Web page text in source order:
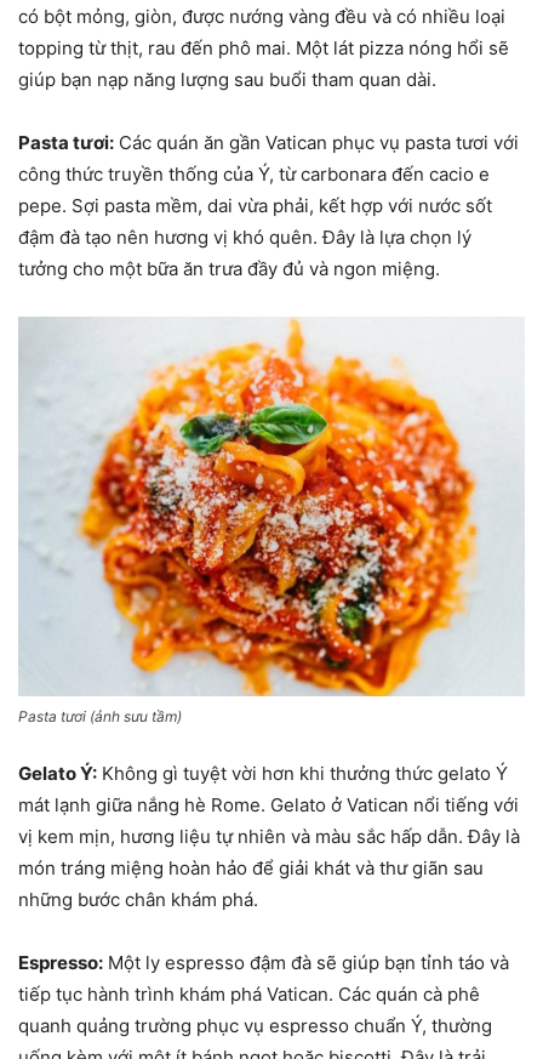
có bột mỏng, giòn, được nướng vàng đều và có nhiều loại
topping từ thịt, rau đến phô mai. Một lát pizza nóng hổi sẽ
giúp bạn nạp năng lượng sau buổi tham quan dài.
Pasta tươi: Các quán ăn gần Vatican phục vụ pasta tươi với
công thức truyền thống của Ý, từ carbonara đến cacio e
pepe. Sợi pasta mềm, dai vừa phải, kết hợp với nước sốt
đậm đà tạo nên hương vị khó quên. Đây là lựa chọn lý
tưởng cho một bữa ăn trưa đầy đủ và ngon miệng.
Pasta tươi (ảnh sưu tầm)
Gelato Ý: Không gì tuyệt vời hơn khi thưởng thức gelato Ý
mát lạnh giữa nắng hè Rome. Gelato ở Vatican nổi tiếng với
vị kem mịn, hương liệu tự nhiên và màu sắc hấp dẫn. Đây là
món tráng miệng hoàn hảo để giải khát và thư giãn sau
những bước chân khám phá.
Espresso: Một ly espresso đậm đà sẽ giúp bạn tỉnh táo và
tiếp tục hành trình khám phá Vatican. Các quán cà phê
quanh quảng trường phục vụ espresso chuẩn Ý, thường